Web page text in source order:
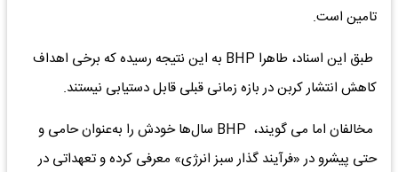
تامین است.
طبق این اسناد، طاهرا BHP به این نتیجه رسیده که برخی اهداف
کاهش انتشار کربن در بازه زمانی قبلی قابل دستیابی نیستند.
مخالفان اما می گویند، BHP سال‌ها خودش را به‌عنوان حامی و
حتی پیشرو در «فرآیند گذار سبز انرژی» معرفی کرده و تعهداتی در